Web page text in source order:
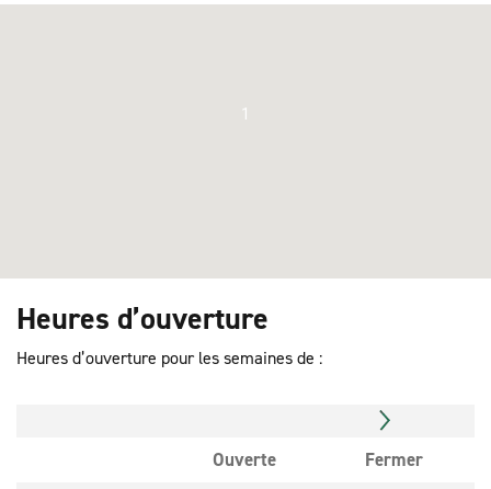
1
Heures d’ouverture
Heures d’ouverture pour les semaines de :
Ouverte
Fermer